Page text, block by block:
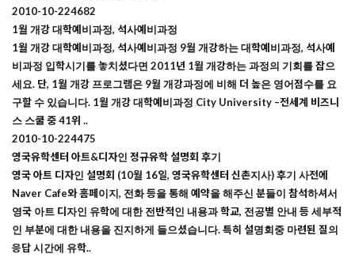
2010-10-224682
1월 개강 대학예비과정, 석사예비과정
1월 개강 대학예비과정, 석사예비과정 9월 개강하는 대학예비과정, 석사예
비과정 입학시기를 놓치셨다면 2011년 1월 개강하는 과정의 기회를 잡으
세요. 단, 1월 개강 프로그램은 9월 개강과정에 비해 더 높은 영어점수를 요
구할 수 있습니다. 1월 개강 대학예비과정 City University –전세계 비즈니
스 스쿨 중 41위 ..
2010-10-224475
영국유학센터 아트&디자인 정규유학 설명회 후기
영국 아트 디자인 설명회 (10월 16일, 영국유학센터 신촌지사) 후기 사전에
Naver Cafe와 홈페이지, 전화 등을 통해 예약을 해주신 분들이 참석하셔서
영국 아트 디자인 유학에 대한 전반적인 내용과 학교, 전공별 안내 등 세부적
인 부분에 대한 내용을 진지하게 들으셨습니다. 특히 설명회중 마련된 질의
응답 시간에 유학..